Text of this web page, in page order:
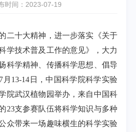
时间：2023-07-19
二十大精神，进一步落实《关于
学技术普及工作的意见》，大力
科学精神、传播科学思想、倡导
7 月 13-14 日，中国科学院科学实验
院武汉植物园举办，来自中国科
23支参赛队伍将科学知识与多种
众带来一场趣味横生的科学实验